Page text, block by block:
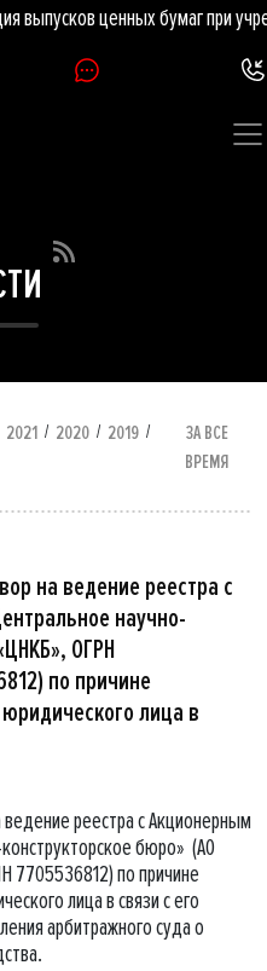
выпусков ценных бумаг при
2021 / 2020 / 2019 /
ЗА ВСЕ
ВРЕМЯ
на ведение реестра с
научно-
ОГРН
по причине
лица в
реестра с Акционерным
бюро» (АО
по причине
лица в связи с его
арбитражного суда о